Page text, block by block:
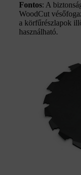
Fontos: A
WoodCut
a körfűrészlapok
használható.